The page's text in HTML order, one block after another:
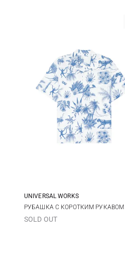
M L XL
UNIVERSAL WORKS
РУБАШКА С КОРОТКИМ РУКАВОМ
SOLD OUT